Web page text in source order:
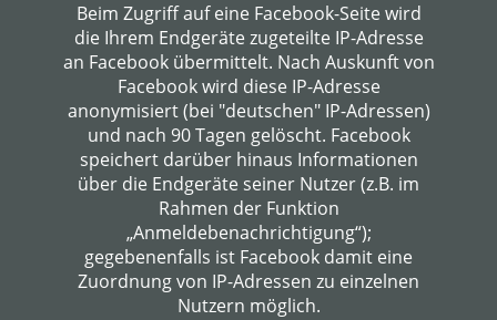
Beim Zugriff auf eine Facebook-Seite wird
die Ihrem Endgeräte zugeteilte IP-Adresse
an Facebook übermittelt. Nach Auskunft von
Facebook wird diese IP-Adresse
anonymisiert (bei "deutschen" IP-Adressen)
und nach 90 Tagen gelöscht. Facebook
speichert darüber hinaus Informationen
über die Endgeräte seiner Nutzer (z.B. im
Rahmen der Funktion
„Anmeldebenachrichtigung“);
gegebenenfalls ist Facebook damit eine
Zuordnung von IP-Adressen zu einzelnen
Nutzern möglich.